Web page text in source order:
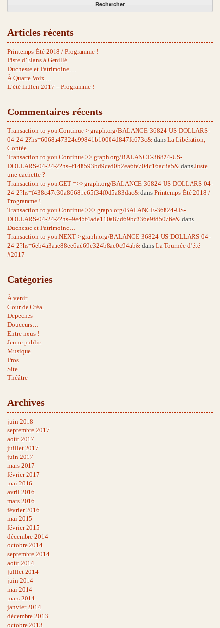
Articles récents
Printemps-Été 2018 / Programme !
Piste d’Élans à Genillé
Duchesse et Patrimoine…
À Quatre Voix…
L’été indien 2017 – Programme !
Commentaires récents
Transaction to you.Continue > graph.org/BALANCE-36824-US-DOLLARS-
04-24-2?hs=6068a47324c99841b10004d847fc673c& dans La Libération,
Contée
Transaction to you.Continue >> graph.org/BALANCE-36824-US-
DOLLARS-04-24-2?hs=f148593bd9ced0b2ea6fe704c16ac3a5& dans Juste
une cachette ?
Transaction to you.GET =>> graph.org/BALANCE-36824-US-DOLLARS-04-
24-2?hs=f438c47e30a86681e65f34f0d5a83dac& dans Printemps-Été 2018 /
Programme !
Transaction to you.Continue >>> graph.org/BALANCE-36824-US-
DOLLARS-04-24-2?hs=9e46f4ade110a87d69bc336e9fd5076e& dans
Duchesse et Patrimoine…
Transaction to you.NEXT > graph.org/BALANCE-36824-US-DOLLARS-04-
24-2?hs=6eb4a3aae88ee6ad69e324b8ae0c94ab& dans La Tournée d’été
#2017
Catégories
À venir
Cour de Créa.
Dépêches
Douceurs…
Entre nous !
Jeune public
Musique
Pros
Site
Théâtre
Archives
juin 2018
septembre 2017
août 2017
juillet 2017
juin 2017
mars 2017
février 2017
mai 2016
avril 2016
mars 2016
février 2016
mai 2015
février 2015
décembre 2014
octobre 2014
septembre 2014
août 2014
juillet 2014
juin 2014
mai 2014
mars 2014
janvier 2014
décembre 2013
octobre 2013